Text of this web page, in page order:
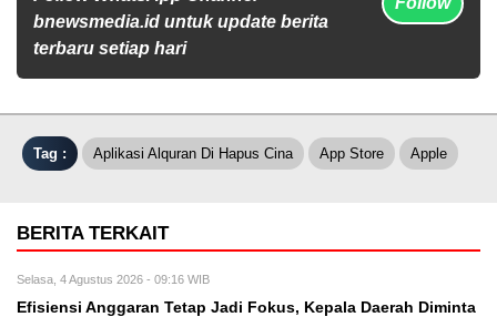
bnewsmedia.id untuk update berita
terbaru setiap hari
Tag : Aplikasi Alquran Di Hapus Cina App Store Apple
BERITA TERKAIT
Selasa, 4 Agustus 2026 - 09:16 WIB
Efisiensi Anggaran Tetap Jadi Fokus, Kepala Daerah Diminta